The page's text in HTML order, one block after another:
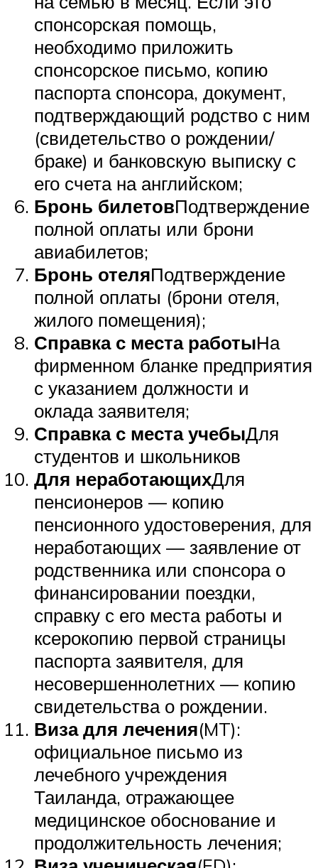
спонсорская помощь,
необходимо приложить
спонсорское письмо, копию
паспорта спонсора, документ,
подтверждающий родство с ним
(свидетельство о рождении/
браке) и банковскую выписку с
его счета на английском;
Бронь билетовПодтверждение
полной оплаты или брони
авиабилетов;
Бронь отеляПодтверждение
полной оплаты (брони отеля,
жилого помещения);
Справка с места работыНа
фирменном бланке предприятия
с указанием должности и
оклада заявителя;
Справка с места учебыДля
студентов и школьников
Для неработающихДля
пенсионеров — копию
пенсионного удостоверения, для
неработающих — заявление от
родственника или спонсора о
финансировании поездки,
справку с его места работы и
ксерокопию первой страницы
паспорта заявителя, для
несовершеннолетних — копию
свидетельства о рождении.
Виза для лечения(MT):
официальное письмо из
лечебного учреждения
Таиланда, отражающее
медицинское обоснование и
продолжительность лечения;